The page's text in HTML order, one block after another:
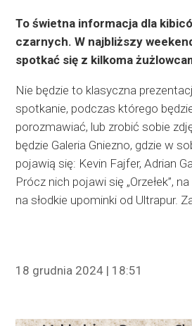
To świetna informacja dla
czarnych. W najbliższy
spotkać się z kilkoma
Nie będzie to klasyczna
spotkanie, podczas którego
porozmawiać, lub zrobić sobie
będzie Galeria Gniezno, gdzie w
pojawią się: Kevin Fajfer, Adrian
Prócz nich pojawi się „Orzełek”,
na słodkie upominki od Ultrapur.
18 grudnia 2024 | 18:51